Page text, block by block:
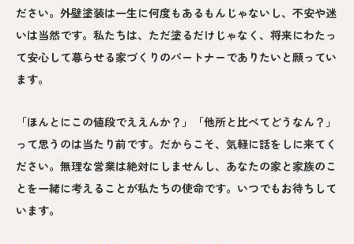
ださい。外壁塗装は一生に何度もあるもんじゃないし、不安や迷
いは当然です。私たちは、ただ塗るだけじゃなく、将来にわたっ
て安心して暮らせる家づくりのパートナーでありたいと願ってい
ます。
「ほんとにこの値段でええんか？」「他所と比べてどうなん？」
って思うのは当たり前です。だからこそ、気軽に話をしに来てく
ださい。無理な営業は絶対にしませんし、あなたの家と家族のこ
とを一緒に考えることが私たちの使命です。いつでもお待ちして
います。